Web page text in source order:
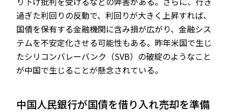
過ぎた利回りの反動で、利回りが大きく上昇すれば、
国債を保有する金融機関に含み損が広がり、金融シス
テムを不安定化させる可能性もある。昨年米国で生じ
たシリコンバレーバンク（SVB）の破綻のようなこと
が中国で生じることが懸念されている。
中国人民銀行が国債を借り入れ売却を準備